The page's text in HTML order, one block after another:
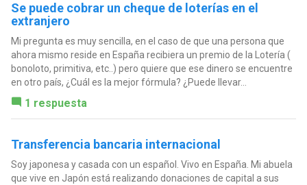
Se puede cobrar un cheque de loterías en el
extranjero
Mi pregunta es muy sencilla, en el caso de que una persona que
ahora mismo reside en España recibiera un premio de la Lotería (
bonoloto, primitiva, etc..) pero quiere que ese dinero se encuentre
en otro país, ¿Cuál es la mejor fórmula? ¿Puede llevar...
1 respuesta
Transferencia bancaria internacional
Soy japonesa y casada con un español. Vivo en España. Mi abuela
que vive en Japón está realizando donaciones de capital a sus